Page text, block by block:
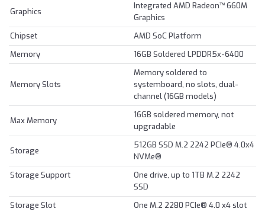
Graphics
Integrated AMD Radeon™ 660M
Graphics
Chipset
AMD SoC Platform
Memory
16GB Soldered LPDDR5x-6400
Memory Slots
Memory soldered to
systemboard, no slots, dual-
channel (16GB models)
Max Memory
16GB soldered memory, not
upgradable
Storage
512GB SSD M.2 2242 PCIe® 4.0x4
NVMe®
Storage Support
One drive, up to 1TB M.2 2242
SSD
Storage Slot
One M.2 2280 PCIe® 4.0 x4 slot